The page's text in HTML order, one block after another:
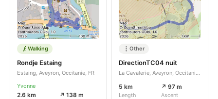
Walking
Rondje Estaing
Estaing, Aveyron, Occitanie, FR
Yvonne
2.6 km ↗ 138 m
Other
DirectionTC04 nuit
La Cavalerie, Aveyron, Occitanie, FR
5 km
Length
↗ 97 m
Ascent